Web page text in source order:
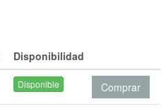
Disponibilidad
Disponible Comprar